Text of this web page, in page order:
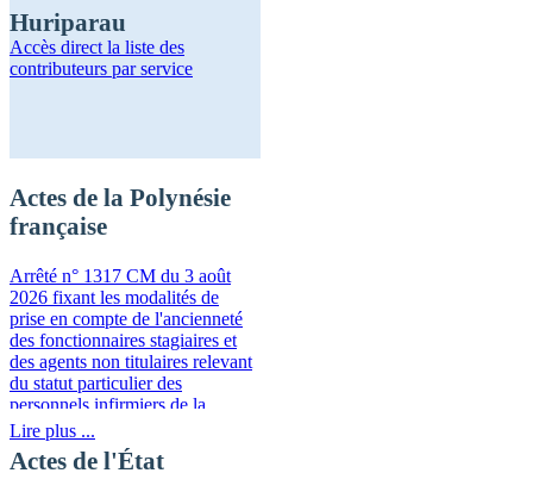
Huriparau
Accès direct la liste des
contributeurs par service
Actes de la Polynésie
française
Arrêté n° 1317 CM du 3 août
2026 fixant les modalités de
prise en compte de l'ancienneté
des fonctionnaires stagiaires et
des agents non titulaires relevant
du statut particulier des
personnels infirmiers de la
fonction publique de la
Polynésie française
Lire plus ...
Actes de l'État